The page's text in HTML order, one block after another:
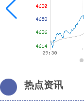
热点资讯